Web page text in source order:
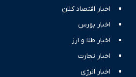
اخبار اقتصاد کلان
اخبار بورس
اخبار طلا و ارز
اخبار تجارت
اخبار انرژی